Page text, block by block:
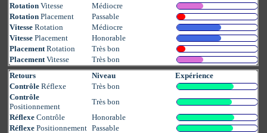
Rotation Vitesse
Médiocre
Rotation Placement
Passable
Vitesse Rotation
Médiocre
Vitesse Placement
Honorable
Placement Rotation
Très bon
Placement Vitesse
Très bon
Retours
Niveau
Expérience
Contrôle Réflexe
Très bon
Contrôle
Positionnement
Très bon
Réflexe Contrôle
Honorable
Réflexe Positionnement Passable